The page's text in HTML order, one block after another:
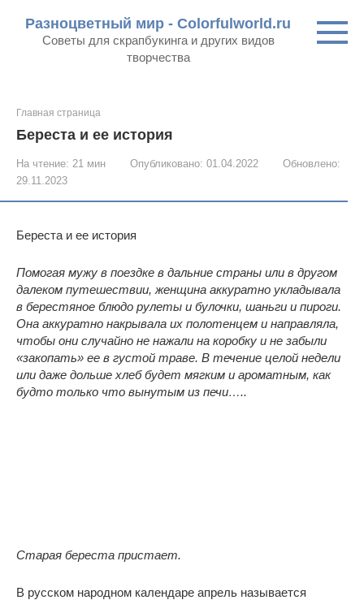
контенту
Разноцветный мир - Colorfulworld.ru
Советы для скрапбукинга и других видов
творчества
Главная страница
Береста и ее история
На чтение: 21 мин Опубликовано: 01.04.2022
Обновлено:
29.11.2023
Береста и ее история
Помогая мужу в поездке в дальние страны или в другом
далеком путешествии, женщина аккуратно укладывала
в берестяное блюдо рулеты и булочки, шаньги и пироги.
Она аккуратно накрывала их полотенцем и направляла,
чтобы они случайно не нажали на коробку и не забыли
«закопать» ее в густой траве. В течение целой недели
или даже дольше хлеб будет мягким и ароматным, как
будто только что вынутым из печи…..
Старая береста пристает.
В русском народном календаре апрель называется